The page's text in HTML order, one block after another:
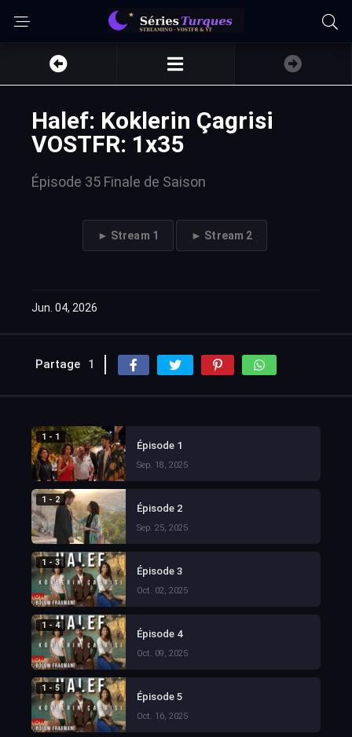
Halef: Koklerin Çagrisi
VOSTFR: 1x35
Épisode 35 Finale de Saison
► Stream 1 ► Stream 2
Jun. 04, 2026
Partage 1
1 - 1
Épisode 1
Sep. 18, 2025
1 - 2
Épisode 2
Sep. 25, 2025
1 - 3
Épisode 3
Oct. 02, 2025
1 - 4
Épisode 4
Oct. 09, 2025
1 - 5
Épisode 5
Oct. 16, 2025